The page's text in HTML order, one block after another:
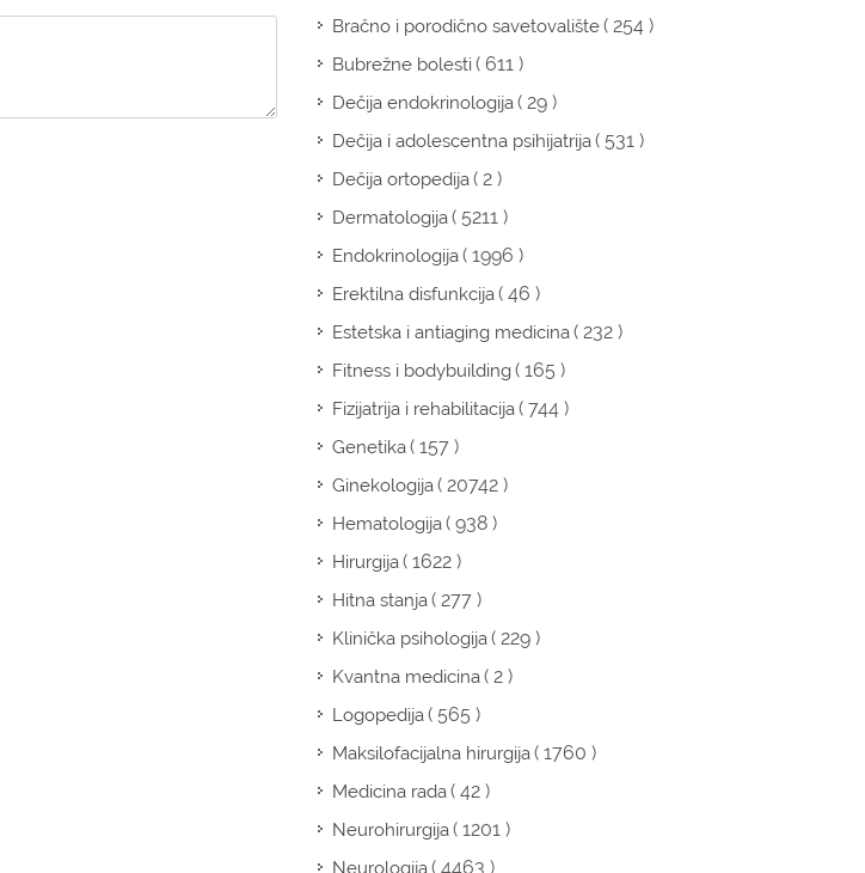
Bračno i porodično savetovalište( 254 )
Bubrežne bolesti( 611 )
Dečija endokrinologija( 29 )
Dečija i adolescentna psihijatrija( 531 )
Dečija ortopedija( 2 )
Dermatologija( 5211 )
Endokrinologija( 1996 )
Erektilna disfunkcija( 46 )
Estetska i antiaging medicina( 232 )
Fitness i bodybuilding( 165 )
Fizijatrija i rehabilitacija( 744 )
Genetika( 157 )
Ginekologija( 20742 )
Hematologija( 938 )
Hirurgija( 1622 )
Hitna stanja( 277 )
Klinička psihologija( 229 )
Kvantna medicina( 2 )
Logopedija( 565 )
Maksilofacijalna hirurgija( 1760 )
Medicina rada( 42 )
Neurohirurgija( 1201 )
Neurologija( 4463 )